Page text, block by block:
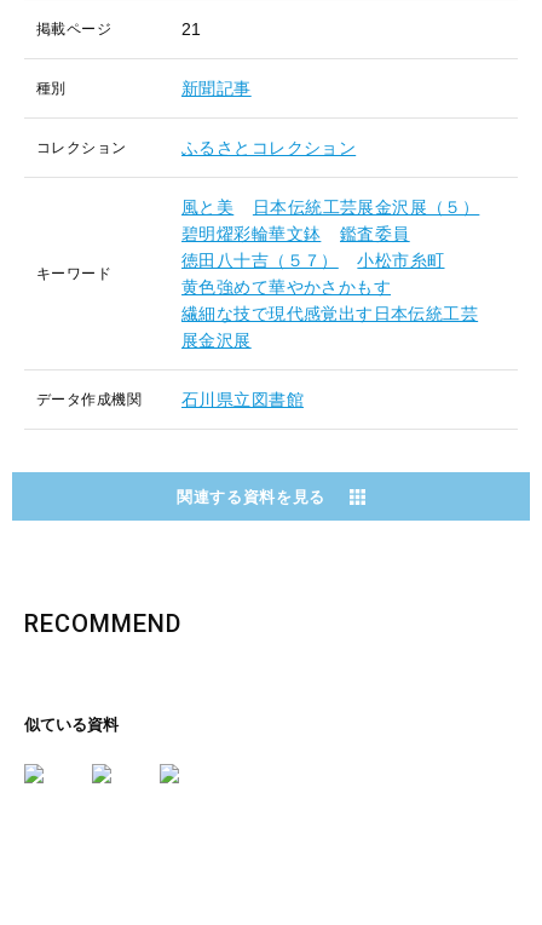
掲載ページ 21
種別 新聞記事
コレクション ふるさとコレクション
キーワード
風と美
日本伝統工芸展金沢展（５）
碧明燿彩輪華文鉢
鑑査委員
徳田八十吉（５７）
小松市糸町
黄色強めて華やかさかもす
繊細な技で現代感覚出す日本伝統工芸
展金沢展
データ作成機関 石川県立図書館
関連する資料を見る
RECOMMEND
似ている資料